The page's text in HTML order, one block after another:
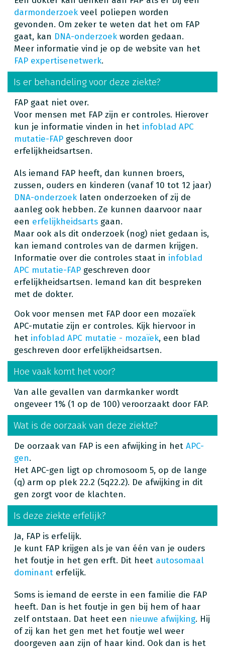
darmonderzoek veel poliepen worden
gevonden. Om zeker te weten dat het om FAP
gaat, kan DNA-onderzoek worden gedaan.
Meer informatie vind je op de website van het
FAP expertisenetwerk.
Is er behandeling voor deze ziekte?
FAP gaat niet over.
Voor mensen met FAP zijn er controles. Hierover
kun je informatie vinden in het infoblad APC
mutatie-FAP geschreven door
erfelijkheidsartsen.
Als iemand FAP heeft, dan kunnen broers,
zussen, ouders en kinderen (vanaf 10 tot 12 jaar)
DNA-onderzoek laten onderzoeken of zij de
aanleg ook hebben. Ze kunnen daarvoor naar
een erfelijkheidsarts gaan.
Maar ook als dit onderzoek (nog) niet gedaan is,
kan iemand controles van de darmen krijgen.
Informatie over die controles staat in infoblad
APC mutatie-FAP geschreven door
erfelijkheidsartsen. Iemand kan dit bespreken
met de dokter.
Ook voor mensen met FAP door een mozaïek
APC-mutatie zijn er controles. Kijk hiervoor in
het infoblad APC mutatie - mozaïek, een blad
geschreven door erfelijkheidsartsen.
Hoe vaak komt het voor?
Van alle gevallen van darmkanker wordt
ongeveer 1% (1 op de 100) veroorzaakt door FAP.
Wat is de oorzaak van deze ziekte?
De oorzaak van FAP is een afwijking in het APC-
gen.
Het APC-gen ligt op chromosoom 5, op de lange
(q) arm op plek 22.2 (5q22.2). De afwijking in dit
gen zorgt voor de klachten.
Is deze ziekte erfelijk?
Ja, FAP is erfelijk.
Je kunt FAP krijgen als je van één van je ouders
het foutje in het gen erft. Dit heet autosomaal
dominant erfelijk.
Soms is iemand de eerste in een familie die FAP
heeft. Dan is het foutje in gen bij hem of haar
zelf ontstaan. Dat heet een nieuwe afwijking. Hij
of zij kan het gen met het foutje wel weer
doorgeven aan zijn of haar kind. Ook dan is het